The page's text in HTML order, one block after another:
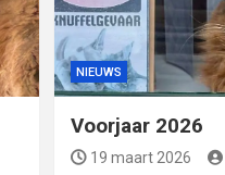
NIEUWS
Voorjaar 2026
19 maart 2026